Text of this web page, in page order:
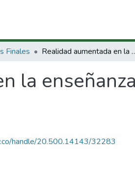
Finales Realidad aumentada
la
handle/20.500.14143/32283